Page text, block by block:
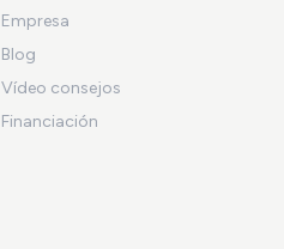
Empresa
Blog
Vídeo consejos
Financiación